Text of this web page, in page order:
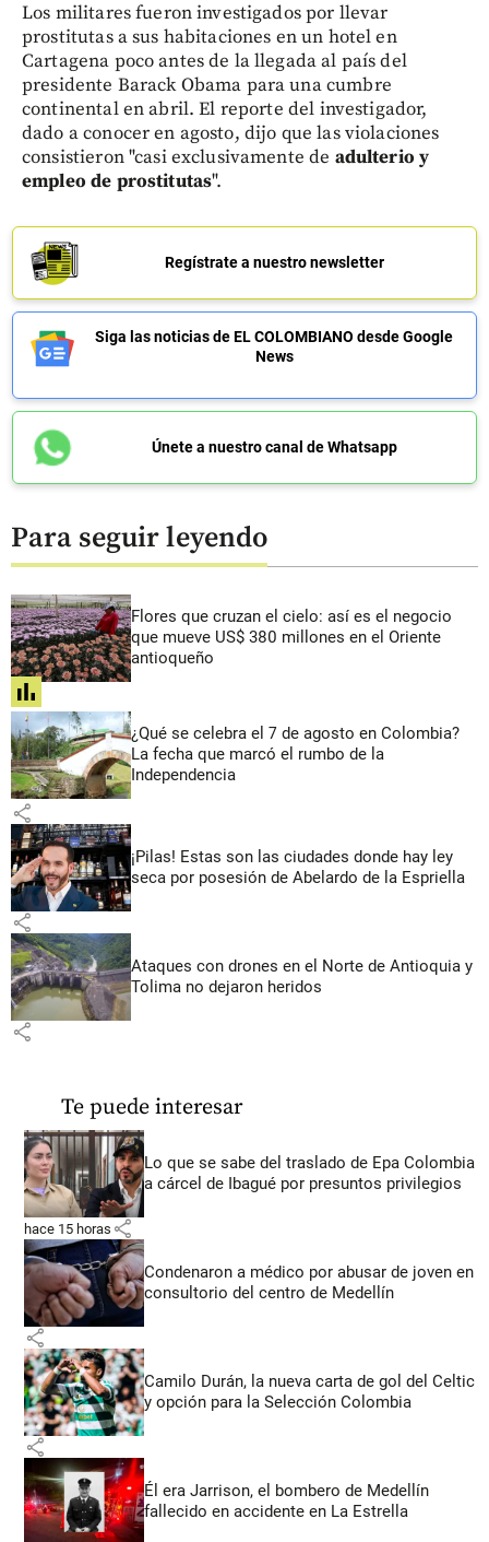
Los militares fueron investigados por llevar
prostitutas a sus habitaciones en un hotel en
Cartagena poco antes de la llegada al país del
presidente Barack Obama para una cumbre
continental en abril. El reporte del investigador,
dado a conocer en agosto, dijo que las violaciones
consistieron "casi exclusivamente de adulterio y
empleo de prostitutas".
Regístrate a nuestro newsletter
Siga las noticias de EL COLOMBIANO desde Google
News
Únete a nuestro canal de Whatsapp
Para seguir leyendo
Flores que cruzan el cielo: así es el negocio
que mueve US$ 380 millones en el Oriente
antioqueño
share
¿Qué se celebra el 7 de agosto en Colombia?
La fecha que marcó el rumbo de la
Independencia
share
¡Pilas! Estas son las ciudades donde hay ley
seca por posesión de Abelardo de la Espriella
share
Ataques con drones en el Norte de Antioquia y
Tolima no dejaron heridos
share
Te puede interesar
Lo que se sabe del traslado de Epa Colombia
a cárcel de Ibagué por presuntos privilegios
hace 15 horas share
Condenaron a médico por abusar de joven en
consultorio del centro de Medellín
share
Camilo Durán, la nueva carta de gol del Celtic
y opción para la Selección Colombia
share
Él era Jarrison, el bombero de Medellín
fallecido en accidente en La Estrella